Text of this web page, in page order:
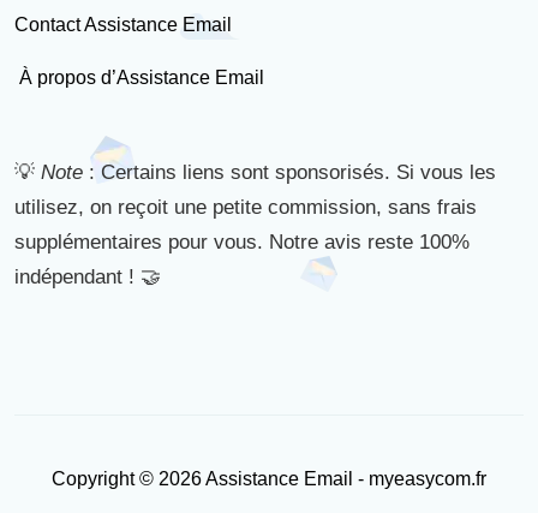
Contact Assistance Email
À propos d’Assistance Email
💡 Note : Certains liens sont sponsorisés. Si vous les
utilisez, on reçoit une petite commission, sans frais
supplémentaires pour vous. Notre avis reste 100%
indépendant ! 🤝
Copyright © 2026 Assistance Email - myeasycom.fr